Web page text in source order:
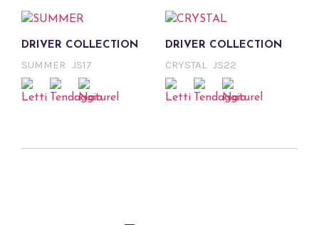
DRIVER COLLECTION
SUMMER JS17
DRIVER COLLECTION
CRYSTAL JS22